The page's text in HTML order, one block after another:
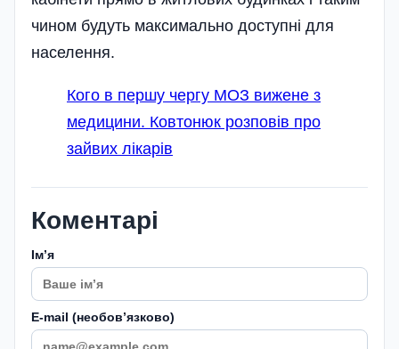
чином будуть максимально доступні для
населення.
Кого в першу чергу МОЗ вижене з
медицини. Ковтонюк розповів про
зайвих лікарів
Коментарі
Імʼя
E-mail (необовʼязково)